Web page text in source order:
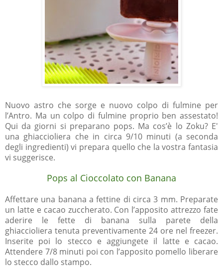
Nuovo astro che sorge e nuovo colpo di fulmine per
l’Antro. Ma un colpo di fulmine proprio ben assestato!
Qui da giorni si preparano pops. Ma cos’è lo Zoku? E'
una ghiaccioliera che in circa 9/10 minuti (a seconda
degli ingredienti) vi prepara quello che la vostra fantasia
vi suggerisce.
Pops al Cioccolato con Banana
Affettare una banana a fettine di circa 3 mm. Preparate
un latte e cacao zuccherato. Con l’apposito attrezzo fate
aderire le fette di banana sulla parete della
ghiaccioliera tenuta preventivamente 24 ore nel freezer.
Inserite poi lo stecco e aggiungete il latte e cacao.
Attendere 7/8 minuti poi con l’apposito pomello liberare
lo stecco dallo stampo.